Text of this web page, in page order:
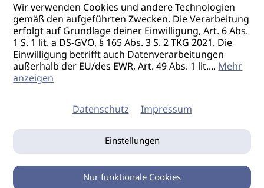
Wir verwenden Cookies und andere Technologien
gemäß den aufgeführten Zwecken. Die Verarbeitung
erfolgt auf Grundlage deiner Einwilligung, Art. 6 Abs.
1 S. 1 lit. a DS-GVO, § 165 Abs. 3 S. 2 TKG 2021. Die
Einwilligung betrifft auch Datenverarbeitungen
außerhalb der EU/des EWR, Art. 49 Abs. 1 lit....Mehr
anzeigen
Datenschutz Impressum
Einstellungen
Nur funktionale Cookies